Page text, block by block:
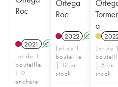
Roc
2021 A
Lot de 1
bouteille
| 0
enchère
Ortega
Roc
2022 A
Lot de 1
bouteille
| 12 en
stock
a
Lot de 1
| 5 en
stock